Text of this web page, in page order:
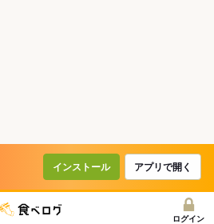
インストール アプリで開く
ログイン